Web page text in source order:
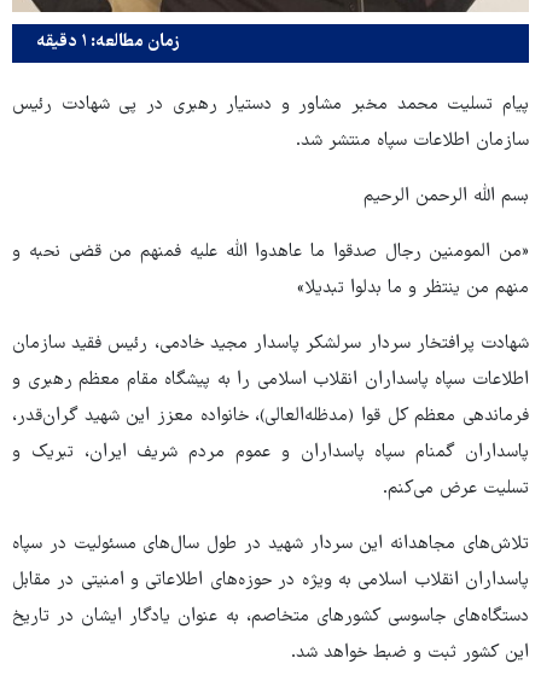
زمان مطالعه: ۱ دقیقه
پیام تسلیت محمد مخبر مشاور و دستیار رهبری در پی شهادت رئیس
سازمان اطلاعات سپاه منتشر شد.
بسم الله الرحمن الرحیم
«من المومنین رجال صدقوا ما عاهدوا الله علیه فمنهم من قضی نحبه و
منهم من ینتظر و ما بدلوا تبدیلا»
شهادت پرافتخار سردار سرلشکر پاسدار مجید خادمی، رئیس فقید سازمان
اطلاعات سپاه پاسداران انقلاب اسلامی را به پیشگاه مقام معظم رهبری و
فرماندهی معظم کل قوا (مدظله‌العالی)، خانواده‌ معزز این شهید گران‌قدر،
پاسداران گمنام سپاه پاسداران و عموم مردم شریف ایران، تبریک و
تسلیت عرض می‌کنم.
تلاش‌های مجاهدانه این سردار شهید در طول سال‌های مسئولیت در سپاه
پاسداران انقلاب اسلامی به ویژه در حوزه‌های اطلاعاتی و امنیتی در مقابل
دستگاه‌های جاسوسی کشورهای متخاصم، به عنوان یادگار ایشان در تاریخ
این کشور ثبت و ضبط خواهد شد.